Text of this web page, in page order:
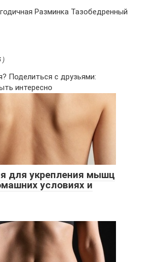
Разминка Тазобедренный
)
Поделиться с друзьями:
интересно
для укрепления мышц
условиях и